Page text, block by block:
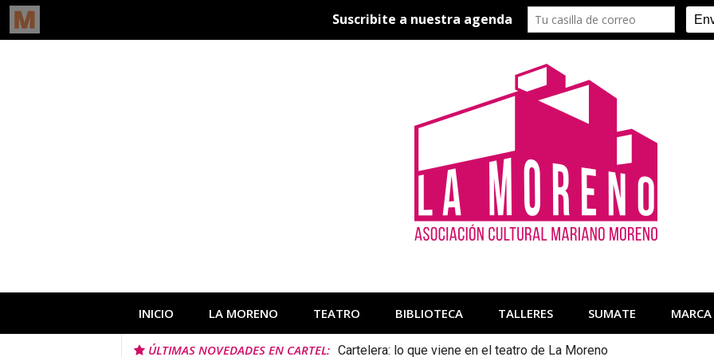
INICIO LA MORENO TEATRO BIBLIOTECA TALLERES SUMATE MARCA
ÚLTIMAS NOVEDADES EN CARTEL: Cartelera: lo que viene en el teatro de La Moreno